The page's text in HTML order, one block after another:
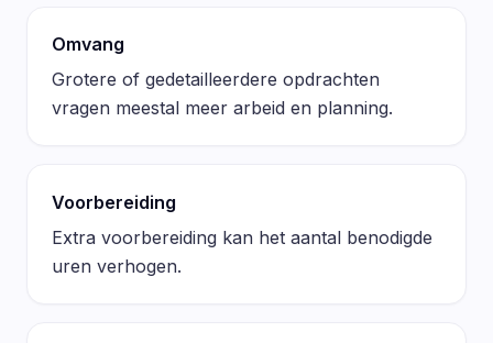
Omvang
Grotere of gedetailleerdere opdrachten
vragen meestal meer arbeid en planning.
Voorbereiding
Extra voorbereiding kan het aantal benodigde
uren verhogen.